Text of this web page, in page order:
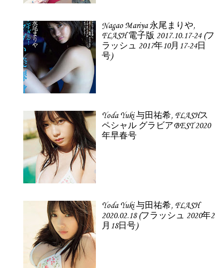
Nagao Mariya 永尾まりや,
FLASH 電子版 2017.10.17-24 (フ
ラッシュ 2017年10月17-24日
号)
Yoda Yuki 与田祐希, FLASHス
ペシャル グラビアBEST 2020
年早春号
Yoda Yuki 与田祐希, FLASH
2020.02.18 (フラッシュ 2020年2
月18日号)